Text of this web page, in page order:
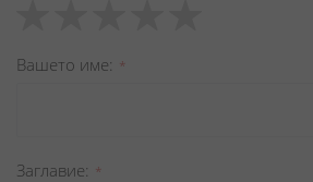
star
stars
stars
stars
stars
Вашето име
Заглавиe